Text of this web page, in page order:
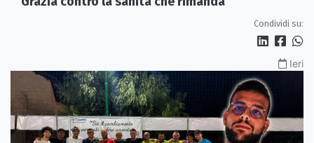
Condividi su:
Ieri